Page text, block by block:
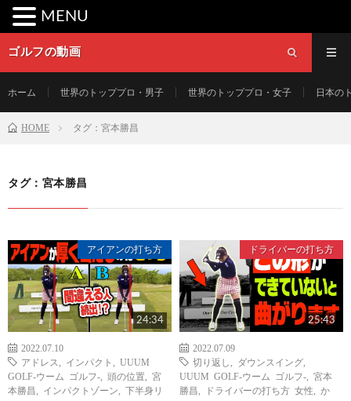
ゴルフの動画
ホーム 世界のトッププロ・男子 世界のトッププロ・女子 日本の
HOME タグ：宮本勝昌
タグ：宮本勝昌
アイアンの打ち方
24:34
2022.07.10
アドレス
インパクト
UUUM
GOLF-ウーム ゴルフ-
頭の位置
宮
本勝昌
インパクトゾーン
下半身リ
ドライバーの打ち方
25:43
2022.07.09
切り返し
ダウンスイング
UUUM GOLF-ウーム ゴルフ-
宮本
勝昌
ドライバーの打ち方 女性
か
MENU